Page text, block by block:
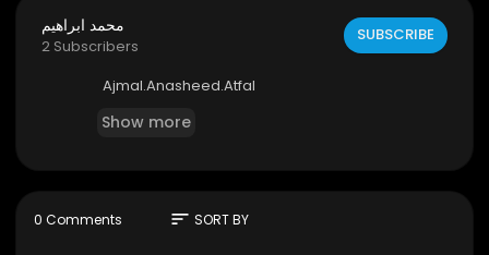
محمد ابراهيم
2 Subscribers
SUBSCRIBE
⁣⁣⁣⁣⁣Ajmal.Anasheed.Atfal
Show more
0 Comments sort SORT BY